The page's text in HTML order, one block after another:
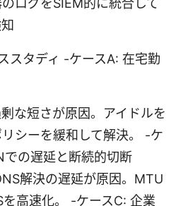
スタディ -ケースA: 在宅勤
な短さが原因。アイドルを
シーを緩和して解決。 -ケ
での遅延と断続的切断
解決の遅延が原因。MTU
高速化。 -ケースC: 企業